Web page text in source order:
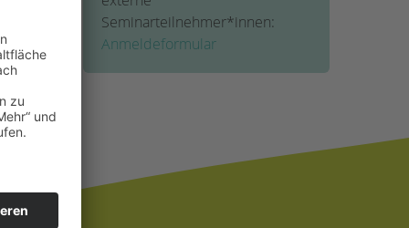
Seminarteilnehmer*innen:
Anmeldeformular